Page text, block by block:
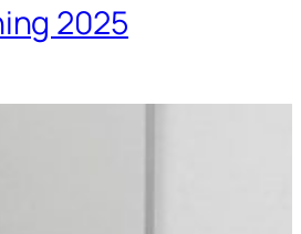
2025